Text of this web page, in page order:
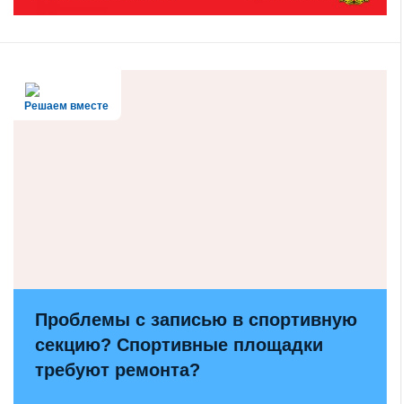
Решаем вместе
Проблемы с записью в спортивную
секцию? Спортивные площадки
требуют ремонта?